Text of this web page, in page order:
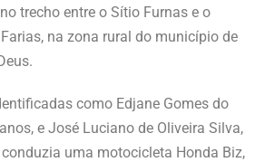
trecho entre o Sítio Furnas e o
na zona rural do município de
como Edjane Gomes do
e José Luciano de Oliveira Silva,
uma motocicleta Honda Biz,